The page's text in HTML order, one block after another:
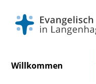
überspringen
Willkommen